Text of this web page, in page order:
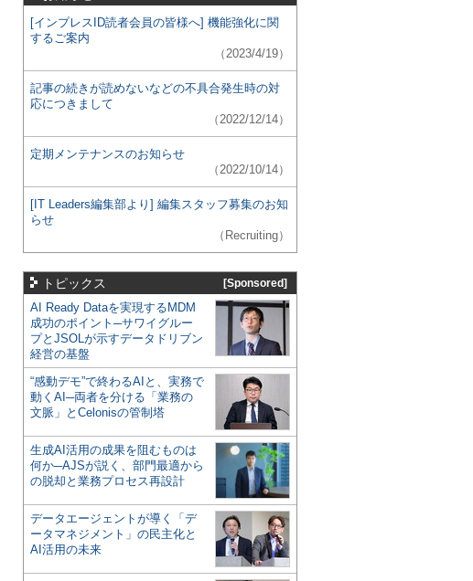
[インプレスID読者会員の皆様へ] 機能強化に関
するご案内
（2023/4/19）
記事の続きが読めないなどの不具合発生時の対
応につきまして
（2022/12/14）
定期メンテナンスのお知らせ
（2022/10/14）
[IT Leaders編集部より] 編集スタッフ募集のお知
らせ
（Recruiting）
トピックス [Sponsored]
AI Ready Dataを実現するMDM
成功のポイント─サワイグルー
プとJSOLが示すデータドリブン
経営の基盤
“感動デモ”で終わるAIと、実務で
動くAI─両者を分ける「業務の
文脈」とCelonisの管制塔
生成AI活用の成果を阻むものは
何か─AJSが説く、部門最適から
の脱却と業務プロセス再設計
データエージェントが導く「デ
ータマネジメント」の民主化と
AI活用の未来